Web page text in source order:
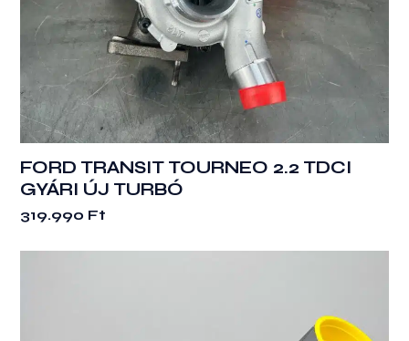
FORD TRANSIT TOURNEO 2.2 TDCI
GYÁRI ÚJ TURBÓ
319.990 Ft